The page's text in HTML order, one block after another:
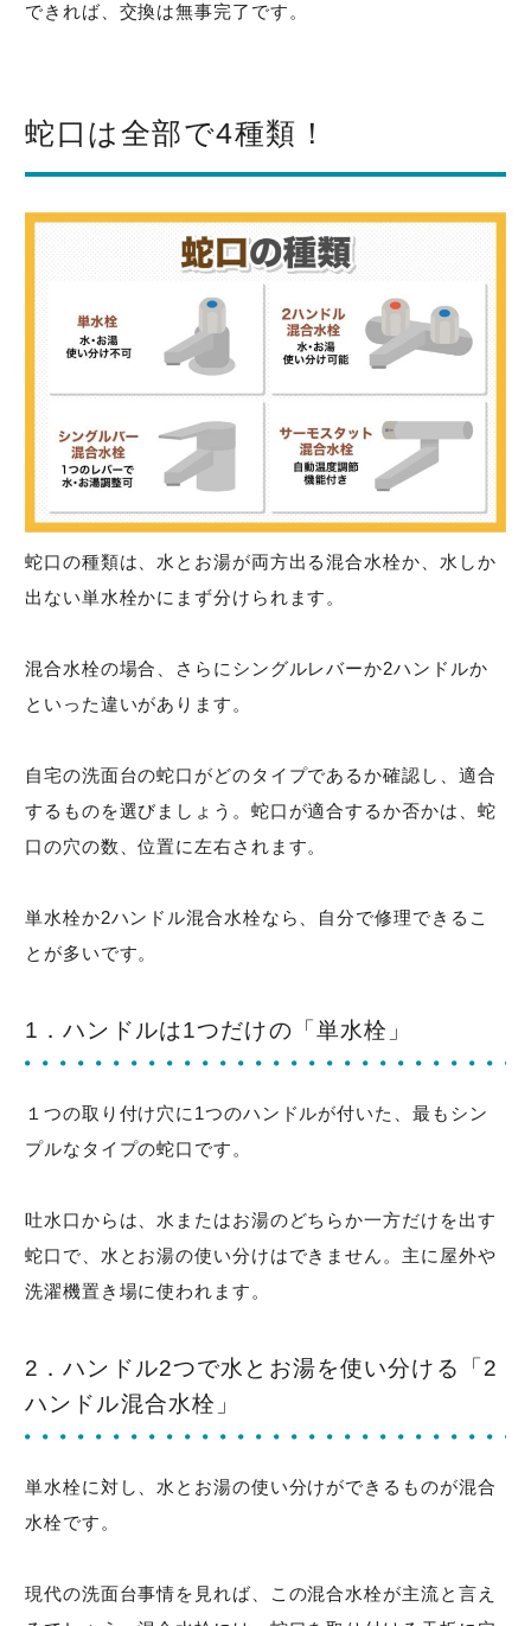
できれば、交換は無事完了です。
蛇口は全部で4種類！
蛇口の種類は、水とお湯が両方出る混合水栓か、水しか
出ない単水栓かにまず分けられます。
混合水栓の場合、さらにシングルレバーか2ハンドルか
といった違いがあります。
自宅の洗面台の蛇口がどのタイプであるか確認し、適合
するものを選びましょう。蛇口が適合するか否かは、蛇
口の穴の数、位置に左右されます。
単水栓か2ハンドル混合水栓なら、自分で修理できるこ
とが多いです。
1．ハンドルは1つだけの「単水栓」
１つの取り付け穴に1つのハンドルが付いた、最もシン
プルなタイプの蛇口です。
吐水口からは、水またはお湯のどちらか一方だけを出す
蛇口で、水とお湯の使い分けはできません。主に屋外や
洗濯機置き場に使われます。
2．ハンドル2つで水とお湯を使い分ける「2
ハンドル混合水栓」
単水栓に対し、水とお湯の使い分けができるものが混合
水栓です。
現代の洗面台事情を見れば、この混合水栓が主流と言え